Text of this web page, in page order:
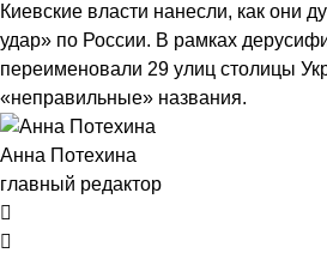
Киевские власти нанесли, как они
удар» по России. В рамках
переименовали 29 улиц столицы
«неправильные» названия.
Анна Потехина
главный редактор